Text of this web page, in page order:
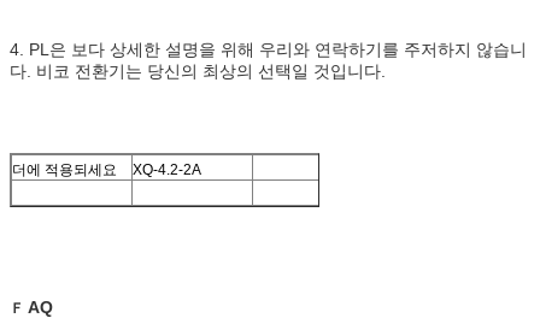
4. PL은 보다 상세한 설명을 위해 우리와 연락하기를 주저하지 않습니
다. 비코 전환기는 당신의 최상의 선택일 것입니다.
더에 적용되세요 XQ-4.2-2A
Ｆ AQ